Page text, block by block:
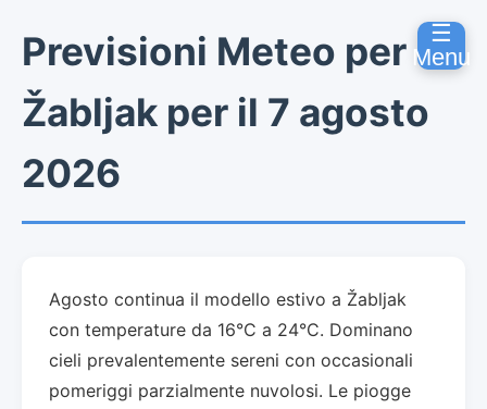
☰
Menu
Previsioni Meteo per
Žabljak per il 7 agosto
2026
Agosto continua il modello estivo a Žabljak
con temperature da 16°C a 24°C. Dominano
cieli prevalentemente sereni con occasionali
pomeriggi parzialmente nuvolosi. Le piogge